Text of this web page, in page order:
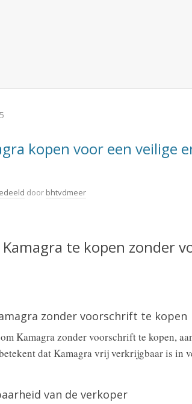
kopen voor een veilige
door bhtvdmeer
te kopen zonder
zonder voorschrift te kopen
Kamagra zonder voorschrift te kopen,
dat Kamagra vrij verkrijgbaar is in
van de verkoper